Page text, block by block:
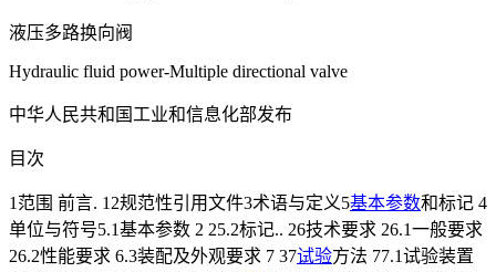
液压多路换向阀
Hydraulic fluid power-Multiple directional valve
中华人民共和国工业和信息化部发布
目次
1范围 前言. 12规范性引用文件3术语与定义5基本参数和标记 4
单位与符号5.1基本参数 2 25.2标记.. 26技术要求 26.1一般要求
26.2性能要求 6.3装配及外观要求 7 37试验方法 77.1试验装置